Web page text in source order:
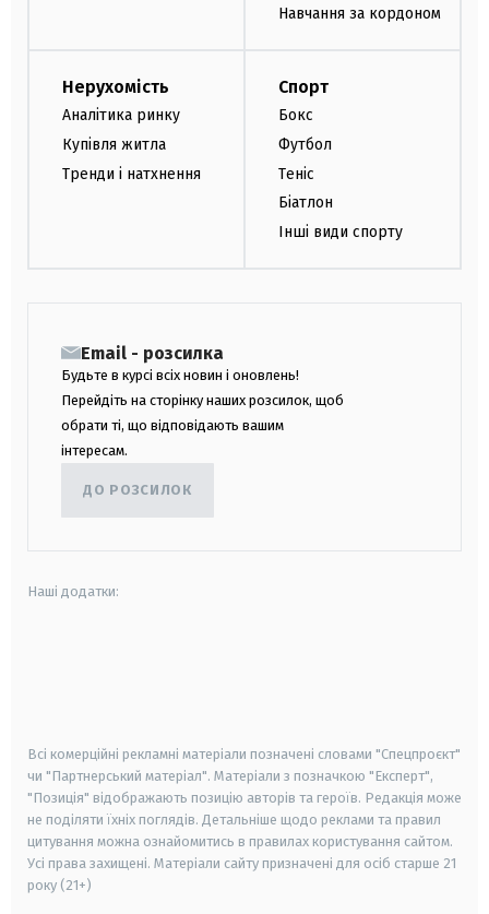
Навчання за кордоном
Нерухомість
Аналітика ринку
Купівля житла
Тренди і натхнення
Спорт
Бокс
Футбол
Теніс
Біатлон
Інші види спорту
Email - розсилка
Будьте в курсі всіх новин і оновлень!
Перейдіть на сторінку наших розсилок, щоб
обрати ті, що відповідають вашим
інтересам.
ДО РОЗСИЛОК
Наші додатки:
Всі комерційні рекламні матеріали позначені словами "Спецпроєкт"
чи "Партнерський матеріал". Матеріали з позначкою "Експерт",
"Позиція" відображають позицію авторів та героїв. Редакція може
не поділяти їхніх поглядів. Детальніше щодо реклами та правил
цитування можна ознайомитись в правилах користування сайтом.
Усі права захищені. Матеріали сайту призначені для осіб старше 21
року (21+)